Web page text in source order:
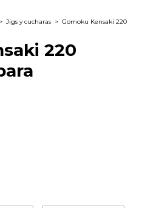
> Jigs y cucharas > Gomoku Kensaki 220
220